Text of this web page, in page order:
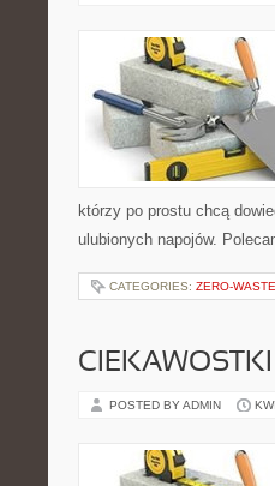
którzy po prostu chcą
ulubionych napojów.
CATEGORIES: ZERO-
POSTED BY ADMIN